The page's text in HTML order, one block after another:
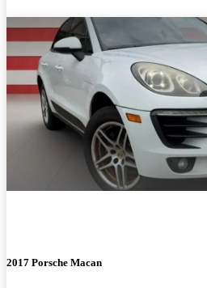
2017 Porsche Macan